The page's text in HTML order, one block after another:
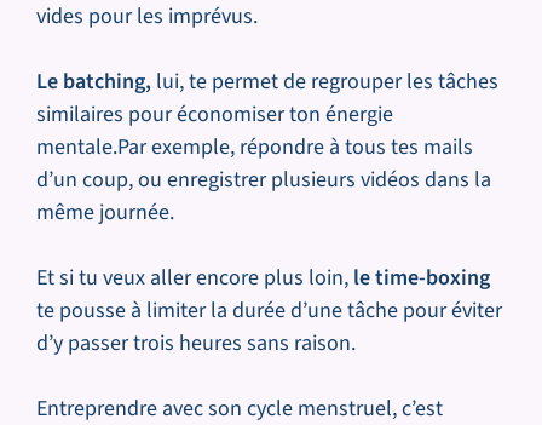
vides pour les imprévus.
Le batching, lui, te permet de regrouper les tâches
similaires pour économiser ton énergie
mentale.Par exemple, répondre à tous tes mails
d’un coup, ou enregistrer plusieurs vidéos dans la
même journée.
Et si tu veux aller encore plus loin, le time-boxing
te pousse à limiter la durée d’une tâche pour éviter
d’y passer trois heures sans raison.
Entreprendre avec son cycle menstruel, c’est